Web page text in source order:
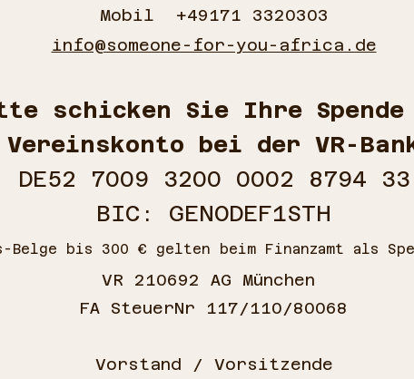
Mobil +49171 3320303
info@someone-for-you-africa.de
schicken Sie Ihre Spende
Vereinskonto bei der VR-
DE52 7009 3200 0002 8794 33
BIC: GENODEF1STH
Belge bis 300 € gelten beim Finanzamt als
VR 210692 AG München
FA SteuerNr 117/110/80068
Vorstand / Vorsitzende